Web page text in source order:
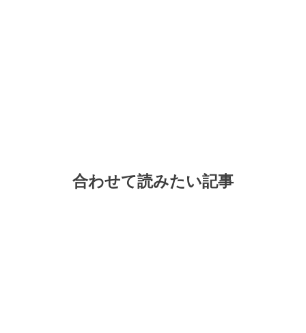
合わせて読みたい記事